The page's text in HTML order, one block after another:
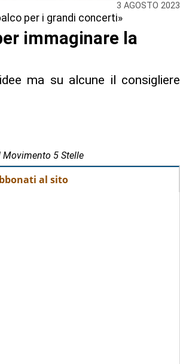
3 AGOSTO 2023
per i grandi concerti»
immaginare la
ma su alcune il consigliere
5 Stelle
al sito